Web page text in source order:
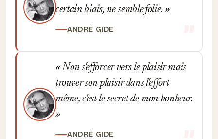
certain biais, ne semble folie.
ANDRÉ GIDE
Non s'efforcer vers le plaisir mais
trouver son plaisir dans l'effort
même, c'est le secret de mon bonheur.
ANDRÉ GIDE